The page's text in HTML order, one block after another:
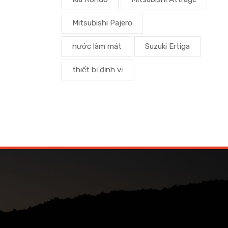
Mitsubishi Pajero
nước làm mát Suzuki Ertiga
thiết bị định vị